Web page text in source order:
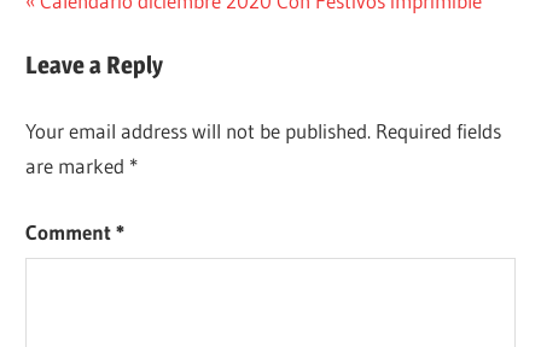
navigation
Leave a Reply
Your email address will not be published. Required fields
are marked *
Comment*